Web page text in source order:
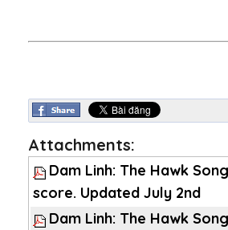
Attachments:
Dam Linh: The Hawk
score. Updated July 2nd
Dam Linh: The Hawk